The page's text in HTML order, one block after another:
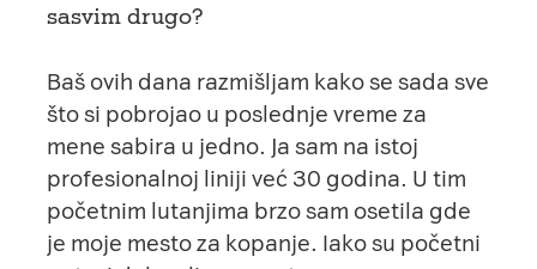
sasvim drugo?
Baš ovih dana razmišljam kako se sada sve
što si pobrojao u poslednje vreme za
mene sabira u jedno. Ja sam na istoj
profesionalnoj liniji već 30 godina. U tim
početnim lutanjima brzo sam osetila gde
je moje mesto za kopanje. Iako su početni